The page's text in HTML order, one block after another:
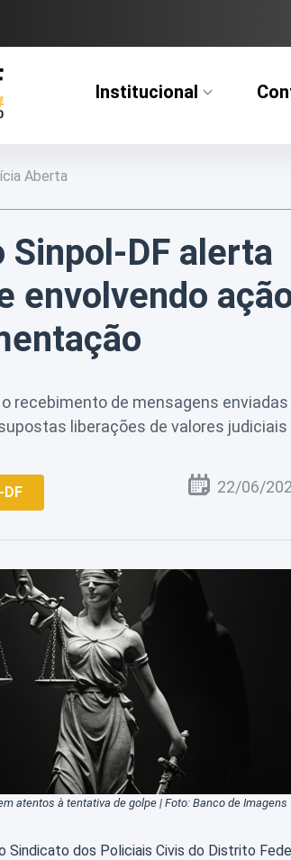
Institucional
Aberta
DF alerta
envolvendo
recebimento de mensagens
liberações de valores judiciais
DF 22/06/
atentos à tentativa de golpe | Foto: Banco de Imagens
Sindicato dos Policiais Civis do Distrito